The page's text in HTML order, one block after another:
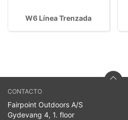
W6 Línea Trenzada
CONTACTO
Fairpoint Outdoors A/S
Gydevang 4, 1. floor